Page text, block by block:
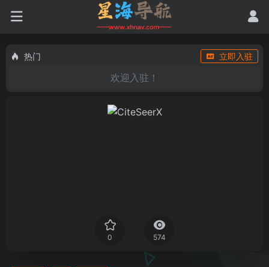
热门 立即入驻
欢迎入驻！
0 574